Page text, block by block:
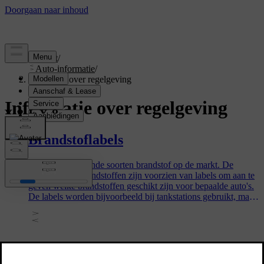
Support/
Auto-informatie/
Informatie over regelgeving
Informatie over regelgeving
Brandstoflabels
Er zijn verschillende soorten brandstof op de markt. De
verschillende brandstoffen zijn voorzien van labels om aan te
geven welke brandstoffen geschikt zijn voor bepaalde auto's.
De labels worden bijvoorbeeld bij tankstations gebruikt, maar
tanken.
Typelijsten voor kinderzitjes van